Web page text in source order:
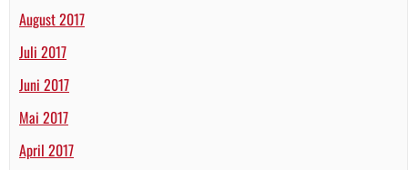
August 2017
Juli 2017
Juni 2017
Mai 2017
April 2017